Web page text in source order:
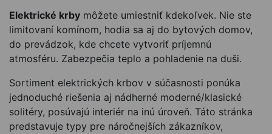
Elektrické krby môžete umiestniť kdekoľvek. Nie ste
limitovaní komínom, hodia sa aj do bytových domov,
do prevádzok, kde chcete vytvoriť príjemnú
atmosféru. Zabezpečia teplo a pohladenie na duši.
Sortiment elektrických krbov v súčasnosti ponúka
jednoduché riešenia aj nádherné moderné/klasické
solitéry, posúvajú interiér na inú úroveň. Táto stránka
predstavuje typy pre náročnejších zákazníkov,